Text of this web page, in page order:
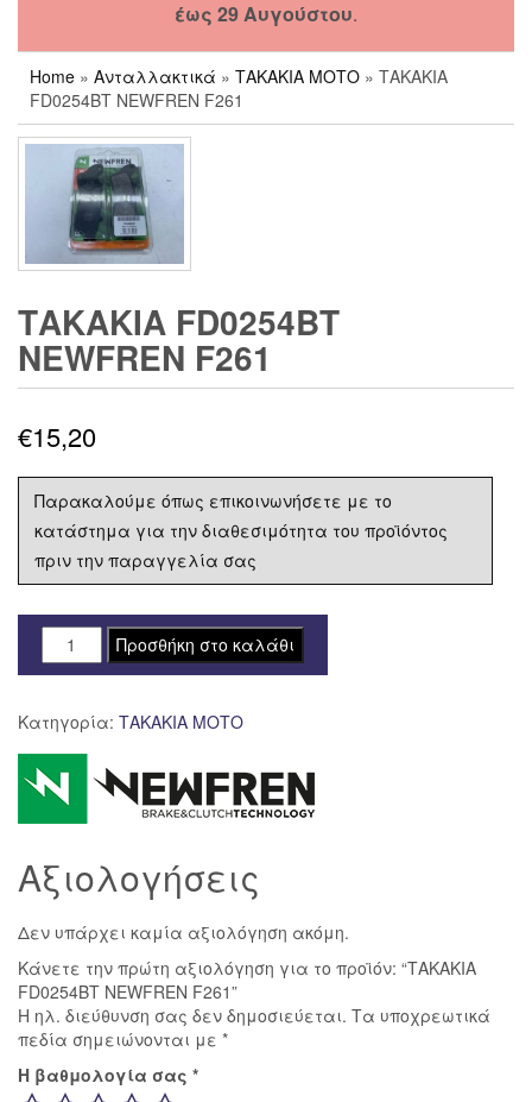
έως 29 Αυγούστου.
Home » Ανταλλακτικά » ΤΑΚΑΚΙΑ ΜΟΤΟ » ΤΑΚΑΚΙΑ
FD0254BT NEWFREN F261
ΤΑΚΑΚΙΑ FD0254BT
NEWFREN F261
€15,20
Παρακαλούμε όπως επικοινωνήσετε με το
κατάστημα για την διαθεσιμότητα του προϊόντος
πριν την παραγγελία σας
ΤΑΚΑΚΙΑ
FD0254BT
F261
ποσότητα
Προσθήκη στο καλάθι
Κατηγορία: ΤΑΚΑΚΙΑ ΜΟΤΟ
Αξιολογήσεις
Δεν υπάρχει καμία αξιολόγηση ακόμη.
Κάνετε την πρώτη αξιολόγηση για το προϊόν: “ΤΑΚΑΚΙΑ
FD0254BT NEWFREN F261”
Η ηλ. διεύθυνση σας δεν δημοσιεύεται. Τα υποχρεωτικά
πεδία σημειώνονται με *
Η βαθμολογία σας *